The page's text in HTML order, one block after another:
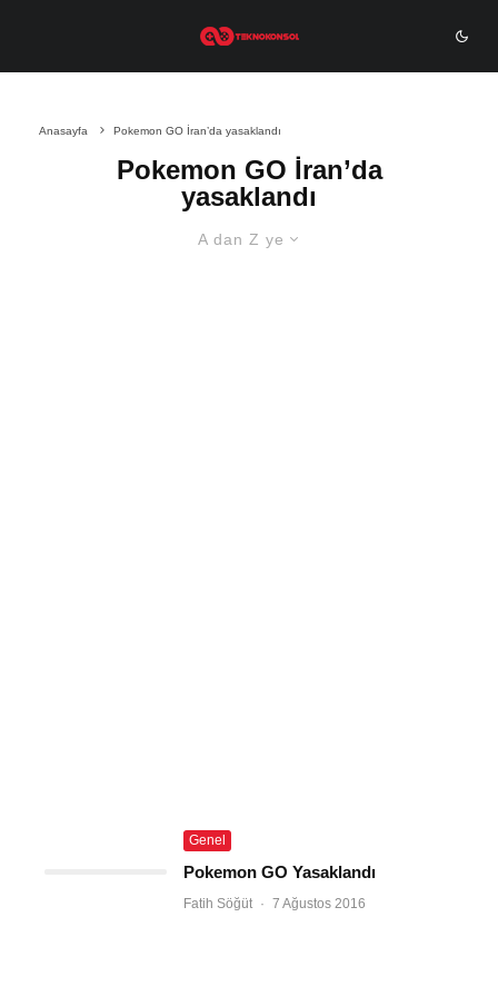
Anasayfa Pokemon GO İran’da yasaklandı
Pokemon GO İran’da
yasaklandı
A dan Z ye
Genel
Pokemon GO Yasaklandı
Fatih Söğüt · 7 Ağustos 2016